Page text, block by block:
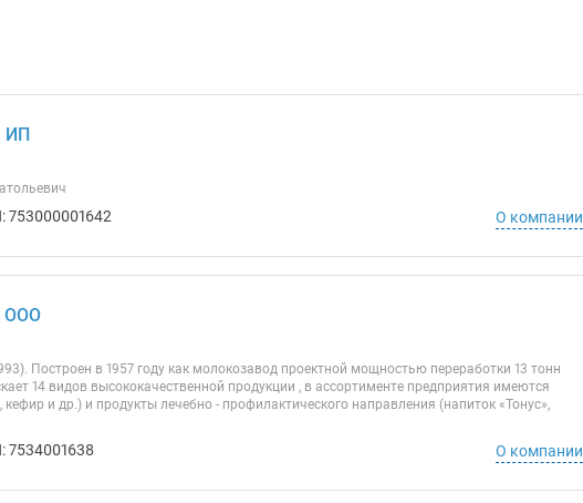
ИП
753000001642 О компании
ООО
Построен в 1957 году как молокозавод проектной мощностью переработки 13 тонн
14 видов высококачественной продукции , в ассортименте предприятия имеются
и др.) и продукты лечебно - профилактического направления (напиток «Тонус»,
7534001638 О компании